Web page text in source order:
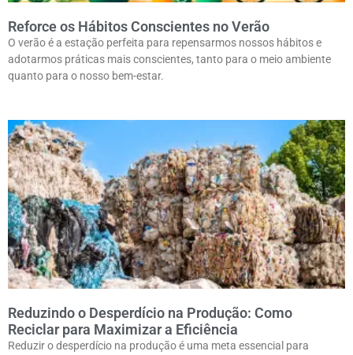
Reforce os Hábitos Conscientes no Verão
O verão é a estação perfeita para repensarmos nossos hábitos e
adotarmos práticas mais conscientes, tanto para o meio ambiente
quanto para o nosso bem-estar.
Reduzindo o Desperdício na Produção: Como
Reciclar para Maximizar a Eficiência
Reduzir o desperdício na produção é uma meta essencial para